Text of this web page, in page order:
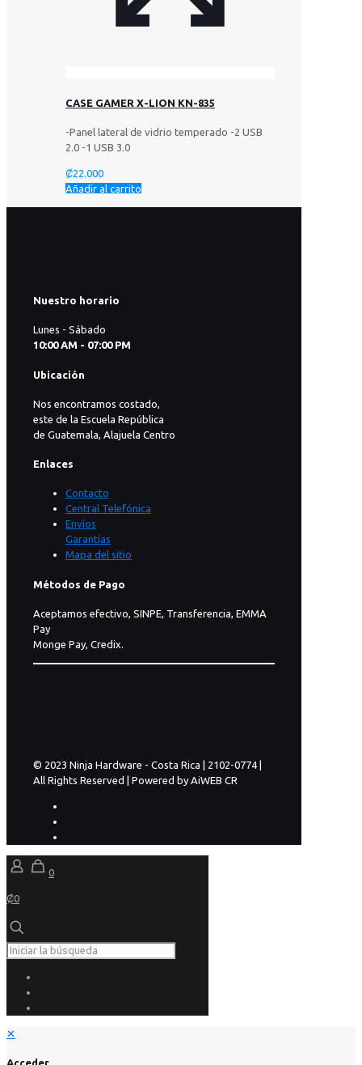
CASE GAMER X-LION KN-835
-Panel lateral de vidrio temperado -2 USB
2.0 -1 USB 3.0
₡22.000
Añadir al carrito
Nuestro horario
Lunes - Sábado
10:00 AM - 07:00 PM
Ubicación
Nos encontramos costado,
este de la Escuela República
de Guatemala, Alajuela Centro
Enlaces
Contacto
Central Telefónica
Envíos
Garantías
Mapa del sitio
Métodos de Pago
Aceptamos efectivo, SINPE, Transferencia, EMMA
Pay
Monge Pay, Credix.
© 2023 Ninja Hardware - Costa Rica | 2102-0774 |
All Rights Reserved | Powered by AiWEB CR
0
₡0
✕